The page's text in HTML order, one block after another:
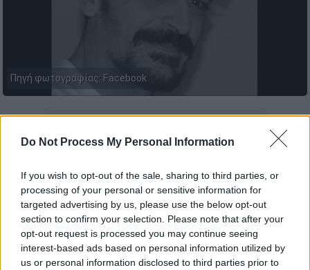
Do Not Process My Personal Information
If you wish to opt-out of the sale, sharing to third parties, or
processing of your personal or sensitive information for
targeted advertising by us, please use the below opt-out
section to confirm your selection. Please note that after your
opt-out request is processed you may continue seeing
interest-based ads based on personal information utilized by
us or personal information disclosed to third parties prior to
Πηγή φωτογραφίας: Facebook
θανάτου του 44χρονουΚωνσταντίνου
Αποστολίνα, που βρέθηκε στο σπίτι του
χωρίς τις αισθήσεις του.
ΔΙΑΒΑΣΤΕ ΕΠΙΣΗΣ